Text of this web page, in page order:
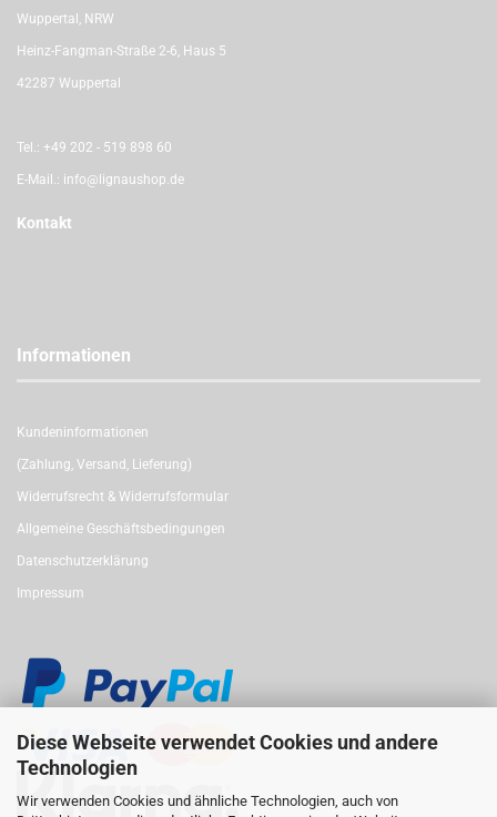
Diese Webseite verwendet Cookies und andere
Technologien
Wir verwenden Cookies und ähnliche Technologien, auch von
Wuppertal, NRW
Heinz-Fangman-Straße 2-6, Haus 5
42287 Wuppertal
Tel.: +49 202 - 519 898 60
E-Mail.: info@lignaushop.de
Kontakt
Informationen
Kundeninformationen
(Zahlung, Versand, Lieferung)
Widerrufsrecht & Widerrufsformular
Allgemeine Geschäftsbedingungen
Datenschutzerklärung
Impressum